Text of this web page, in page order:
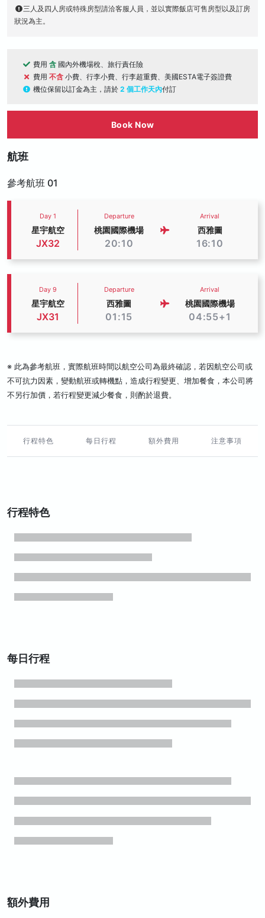
三人及四人房或特殊房型請洽客服人員，並以實際飯店可售房型以及訂房
狀況為主。
費用 含 國內外機場稅、旅行責任險
費用 不含 小費、行李小費、行李超重費、美國ESTA電子簽證費
機位保留以訂金為主，請於 2 個工作天內付訂
Book Now
航班
參考航班 01
Day 1
星宇航空
JX32
Departure
桃園國際機場
20:10
Arrival
西雅圖
16:10
Day 9
星宇航空
JX31
Departure
西雅圖
01:15
Arrival
桃園國際機場
04:55+1
※ 此為參考航班，實際航班時間以航空公司為最終確認，若因航空公司或
不可抗力因素，變動航班或轉機點，造成行程變更、增加餐食，本公司將
不另行加價，若行程變更減少餐食，則酌於退費。
行程特色 每日行程 額外費用 注意事項
行程特色
每日行程
額外費用